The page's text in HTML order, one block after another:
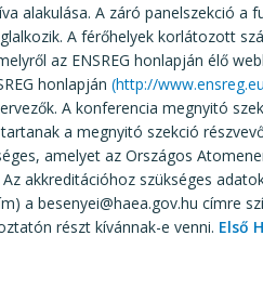
alakulása. A záró panelszekció a
A férőhelyek korlátozott
az ENSREG honlapján élő
honlapján (http://
A konferencia megnyitó
a megnyitó szekció
amelyet az Országos
akkreditációhoz szükséges
a besenyei@haea.gov.hu címre
részt kívánnak-e venni. Első